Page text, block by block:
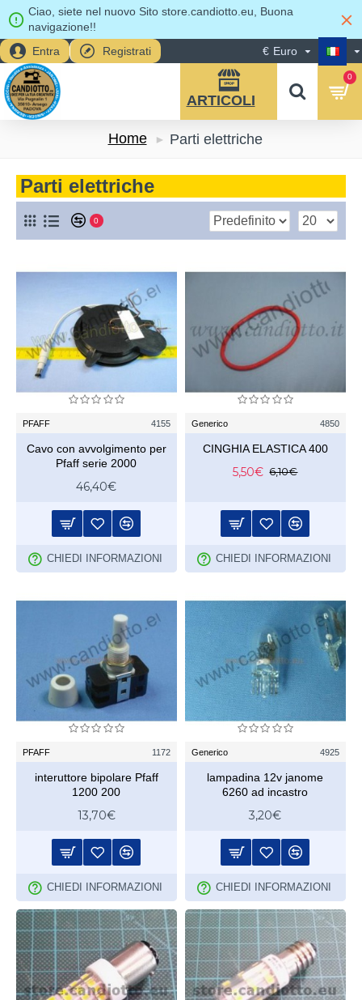
Ciao, siete nel nuovo Sito store.candiotto.eu, Buona
navigazione!!
Entra
Registrati € Euro
0
Home Parti elettriche
Parti elettriche
0
PFAFF 4155
Cavo con avvolgimento per
Pfaff serie 2000
46,40€
CHIEDI INFORMAZIONI
Generico 4850
CINGHIA ELASTICA 400
5,50€ 6,10€
CHIEDI INFORMAZIONI
PFAFF 1172
interuttore bipolare Pfaff
1200 200
13,70€
CHIEDI INFORMAZIONI
Generico 4925
lampadina 12v janome
6260 ad incastro
3,20€
CHIEDI INFORMAZIONI